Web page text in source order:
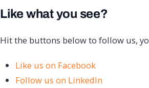
Like what you see?
Hit the buttons below to follow us,
Like us on Facebook
Follow us on LinkedIn